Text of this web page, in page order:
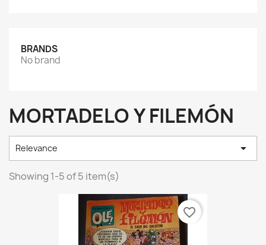
BRANDS
No brand
MORTADELO Y FILEMÓN
Relevance 
Showing 1-5 of 5 item(s)
favorite_border